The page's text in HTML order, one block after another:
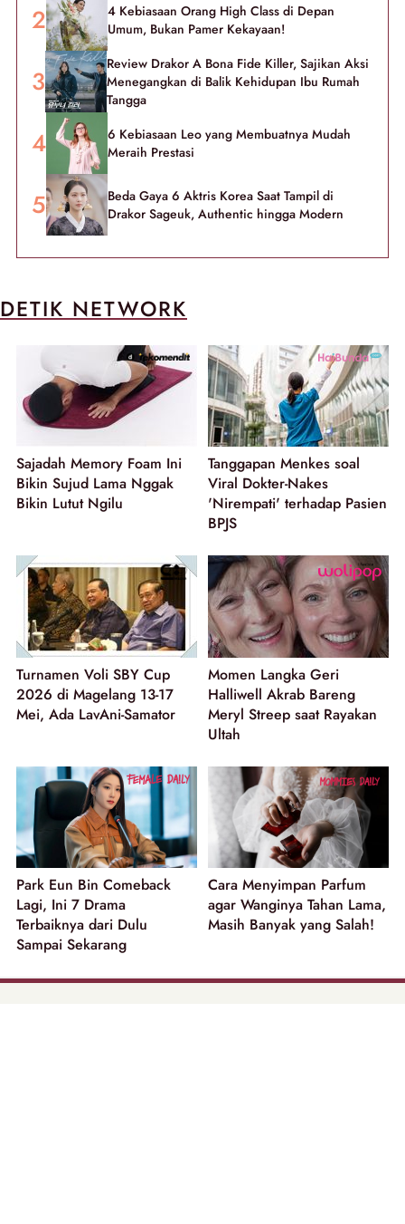
4 Kebiasaan Orang High Class di Depan
Umum, Bukan Pamer Kekayaan!
Review Drakor A Bona Fide Killer, Sajikan Aksi
Menegangkan di Balik Kehidupan Ibu Rumah
Tangga
6 Kebiasaan Leo yang Membuatnya Mudah
Meraih Prestasi
Beda Gaya 6 Aktris Korea Saat Tampil di
Drakor Sageuk, Authentic hingga Modern
DETIK NETWORK
Sajadah Memory Foam Ini
Bikin Sujud Lama Nggak
Bikin Lutut Ngilu
Tanggapan Menkes soal
Viral Dokter-Nakes
'Nirempati' terhadap Pasien
BPJS
Turnamen Voli SBY Cup
2026 di Magelang 13-17
Mei, Ada LavAni-Samator
Momen Langka Geri
Halliwell Akrab Bareng
Meryl Streep saat Rayakan
Ultah
Park Eun Bin Comeback
Lagi, Ini 7 Drama
Terbaiknya dari Dulu
Sampai Sekarang
Cara Menyimpan Parfum
agar Wanginya Tahan Lama,
Masih Banyak yang Salah!